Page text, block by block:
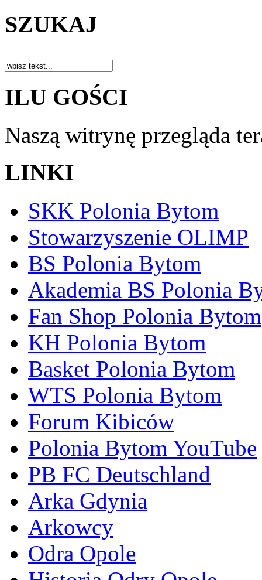
SZUKAJ
ILU GOŚCI
Naszą witrynę przegląda
LINKI
SKK Polonia Bytom
Stowarzyszenie OLIMP
BS Polonia Bytom
Akademia BS Polonia
Fan Shop Polonia Bytom
KH Polonia Bytom
Basket Polonia Bytom
WTS Polonia Bytom
Forum Kibiców
Polonia Bytom YouTube
PB FC Deutschland
Arka Gdynia
Arkowcy
Odra Opole